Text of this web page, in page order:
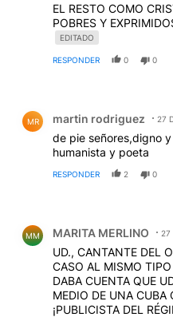
EL RESTO COMO
POBRES Y
EDITADO
RESPONDER 0 0
MR martin rodriguez 27
de pie señores,digno
humanista y poeta
RESPONDER 2 0
MM MARITA MERLINO 27
UD., CANTANTE DEL
CASO AL MISMO
DABA CUENTA QUE
MEDIO DE UNA CUBA
¡PUBLICISTA DEL